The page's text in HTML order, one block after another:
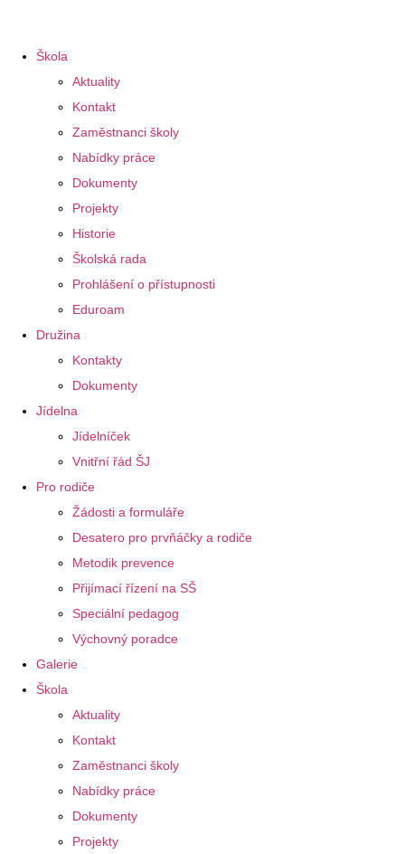
Škola
Aktuality
Kontakt
Zaměstnanci školy
Nabídky práce
Dokumenty
Projekty
Historie
Školská rada
Prohlášení o přístupnosti
Eduroam
Družina
Kontakty
Dokumenty
Jídelna
Jídelníček
Vnitřní řád ŠJ
Pro rodiče
Žádosti a formuláře
Desatero pro prvňáčky a rodiče
Metodik prevence
Přijímací řízení na SŠ
Speciální pedagog
Výchovný poradce
Galerie
Škola
Aktuality
Kontakt
Zaměstnanci školy
Nabídky práce
Dokumenty
Projekty